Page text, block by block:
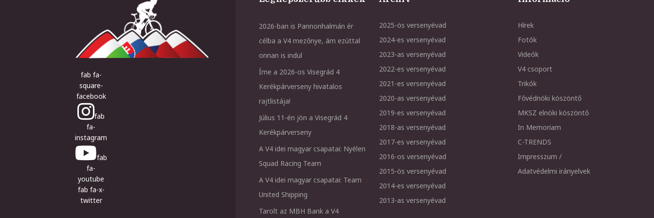
fab fa-
square-
facebook
fab
fa-
instagram
fab
fa-
youtube
fab fa-x-
twitter
2026-ban is Pannonhalmán ér
célba a V4 mezőnye, ám ezúttal
onnan is indul
Íme a 2026-os Visegrád 4
Kerékpárverseny hivatalos
rajtlistája!
Július 11-én jön a Visegrád 4
Kerékpárverseny
A V4 idei magyar csapatai: Nyélen
Squad Racing Team
A V4 idei magyar csapatai: Team
United Shipping
Tarolt az MBH Bank a V4
2025-ös versenyévad
2024-es versenyévad
2023-as versenyévad
2022-es versenyévad
2021-es versenyévad
2020-as versenyévad
2019-es versenyévad
2018-as versenyévad
2017-es versenyévad
2016-os versenyévad
2015-ös versenyévad
2014-es versenyévad
2013-as versenyévad
Hírek
Fotók
Videók
V4 csoport
Trikók
Fővédnöki köszöntő
MKSZ elnöki köszöntő
In Memoriam
C-TRENDS
Impresszum /
Adatvédelmi irányelvek